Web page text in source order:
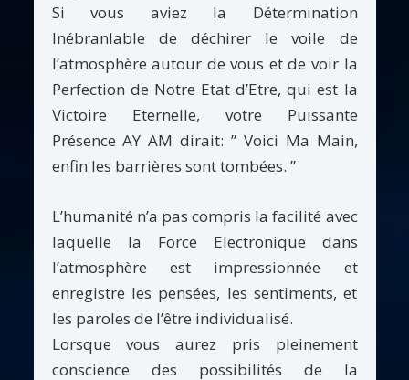
Si vous aviez la Détermination
Inébranlable de déchirer le voile de
l’atmosphère autour de vous et de voir la
Perfection de Notre Etat d’Etre, qui est la
Victoire Eternelle, votre Puissante
Présence AY AM dirait: ” Voici Ma Main,
enfin les barrières sont tombées. ”
L’humanité n’a pas compris la facilité avec
laquelle la Force Electronique dans
l’atmosphère est impressionnée et
enregistre les pensées, les sentiments, et
les paroles de l’être individualisé.
Lorsque vous aurez pris pleinement
conscience des possibilités de la